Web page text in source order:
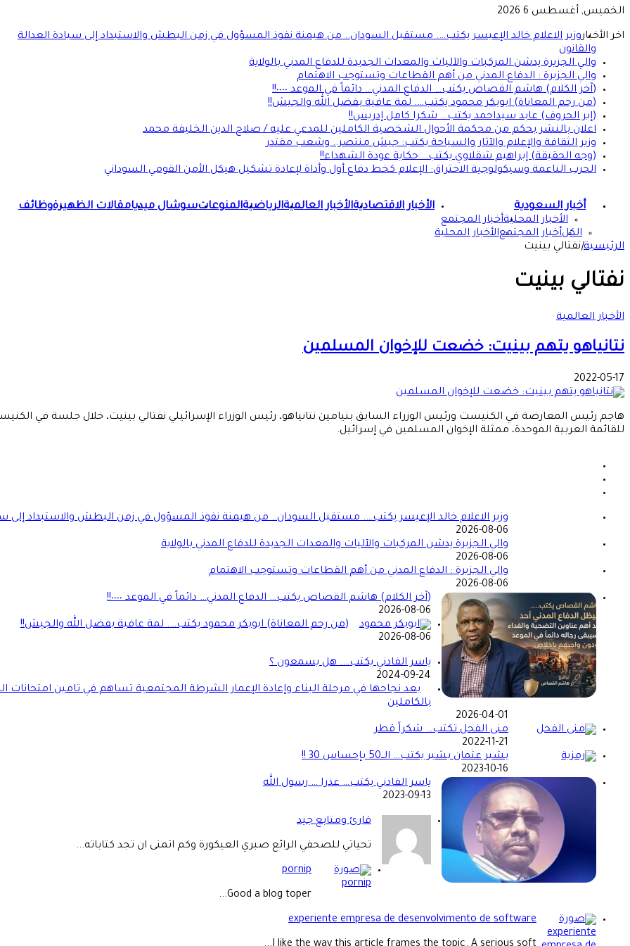
الخميس, أغسطس 6 2026
اخر الأخباروزير الاعلام خالد الإعيسر يكتب…. مستقبل السودان.. من هيمنة نفوذ المسؤول في زمن البطش والاستبداد إلى سيادة العدالة
والقانون
والي الجزيرة يدشن المركبات والآليات والمعدات الجديدة للدفاع المدني بالولاية
والي الجزيرة : الدفاع المدني من أهم القطاعات وتستوجب الاهتمام
(آخر الكلام) هاشم القصاص يكتب… الدفاع المدني… دائماً في الموعد ٠٠٠٠!!
(من رحم المعاناة) ابوبكر محمود يكتب…. لمة عافية بفضل الله والجيش!!
(إبر الحروف) عابد سيداحمد يكتب… شكرا كامل إدريس!!
اعلان بالنشر بحكم من محكمة الأحوال الشخصية الكاملين للمدعي عليه / صلاح الدين الخليفة محمد
وزير الثقافة والإعلام والآثار والسياحة يكتب: جيش منتصر.. وشعب مقتدر
(وجه الحقيقة) إبراهيم شقلاوي يكتب… حكاية عودة الشهداء!!
الحرب الناعمة وسيكولوجية الاختراق: الإعلام كخط دفاع أول وأداة لإعادة تشكيل هيكل الأمن القومي السوداني
الرئيسية
أخبار السعودية
الأخبار المحليةأخبار المجتمع
الكلأخبار المجتمعالأخبار المحلية
الأخبار الاقتصاديةالأخبار العالميةالرياضيةالمنوعاتسوشال ميديامقالات الظهيرةوظائف
الرئيسية|نفتالي بينيت
نفتالي بينيت
الأخبار العالمية
نتانياهو يتهم بينيت: خضعت للإخوان المسلمين
2022-05-17
هاجم رئيس المعارضة في الكنيست ورئيس الوزراء السابق بنيامين نتانياهو، رئيس الوزراء الإسرائيلي نفتالي بينيت، خلال جلسة في
للقائمة العربية الموحدة، ممثلة الإخوان المسلمين في إسرائيل.
وزير الاعلام خالد الإعيسر يكتب…. مستقبل السودان.. من هيمنة نفوذ المسؤول في زمن البطش والاستبداد إلى
2026-08-06
والي الجزيرة يدشن المركبات والآليات والمعدات الجديدة للدفاع المدني بالولاية
2026-08-06
والي الجزيرة : الدفاع المدني من أهم القطاعات وتستوجب الاهتمام
2026-08-06
(آخر الكلام) هاشم القصاص يكتب… الدفاع المدني… دائماً في الموعد ٠٠٠٠!!
2026-08-06
(من رحم المعاناة) ابوبكر محمود يكتب…. لمة عافية بفضل الله والجيش!!
2026-08-06
ياسر الفادني يكتب…. هل يسمعون ؟
2024-09-24
بعد نجاحها في مرحلة البناء وإعادة الإعمار الشرطة المجتمعية تساهم في تامين امتحانات
بالكاملين
2026-04-01
منى الفحل تكتب… شكراً قطر
2022-11-21
بشير عثمان بشير يكتب… الــ50 بإحساس 30 !!
2023-10-16
ياسر الفادني يكتب… عذرا … رسول الله
2023-09-13
قارئ ومتابع جيد
تحياتي للصحفي الرائع صبري العيكورة وكم اتمنى ان تجد كتاباته...
pornip
Good a blog toper...
experiente empresa de desenvolvimento de software